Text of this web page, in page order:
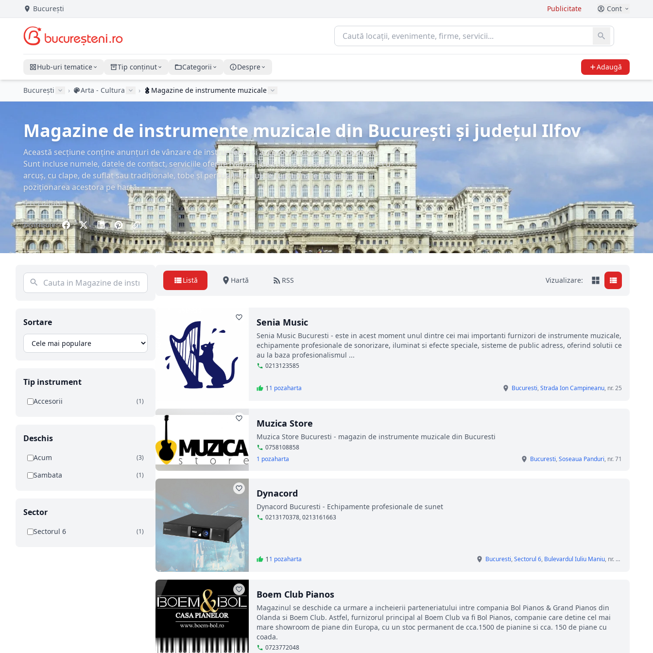
București Publicitate Cont
Hub-uri tematice Tip conținut Categorii Despre Adaugă
București › Arta - Cultura › Magazine de instrumente muzicale
Magazine de instrumente muzicale din București și județul Ilfov
Această secțiune conține anunțuri de vânzare de instrumente și accesorii muzicale din București.
Sunt incluse numele, datele de contact, serviciile oferite (vânzări de chitare și basuri, instrumente cu
arcuș, cu clape, de suflat sau tradiționale, tobe și percuții), orarul de funcționare precum și
poziționarea acestora pe hartă.
4 rezultate
Distribuie:
Sortare
Tip instrument
Accesorii (1)
Deschis
Acum (3)
Sambata (1)
Sector
Sectorul 6 (1)
Listă Hartă RSS Vizualizare:
Senia Music
Senia Music Bucuresti - este in acest moment unul dintre cei mai importanti furnizori de instrumente muzicale,
echipamente profesionale de sonorizare, iluminat si efecte speciale, sisteme de public adress, oferind solutii ce
au la baza profesionalismul ...
0213123585
1 1 pozaharta Bucuresti,Strada Ion Campineanu, nr. 25
Muzica Store
Muzica Store Bucuresti - magazin de instrumente muzicale din Bucuresti
0758108858
1 pozaharta Bucuresti,Soseaua Panduri, nr. 71
Dynacord
Dynacord Bucuresti - Echipamente profesionale de sunet
0213170378, 0213161663
1 1 pozaharta Bucuresti,Sectorul 6, Bulevardul Iuliu Maniu, nr. 305
Boem Club Pianos
Magazinul se deschide ca urmare a incheierii parteneriatului intre compania Bol Pianos & Grand Pianos din
Olanda si Boem Club. Astfel, furnizorul principal al Boem Club va fi Bol Pianos, companie care detine cel mai
mare showroom de piane din Europa, cu un stoc permanent de cca.1500 de pianine si cca. 150 de piane cu
coada.
0723772048